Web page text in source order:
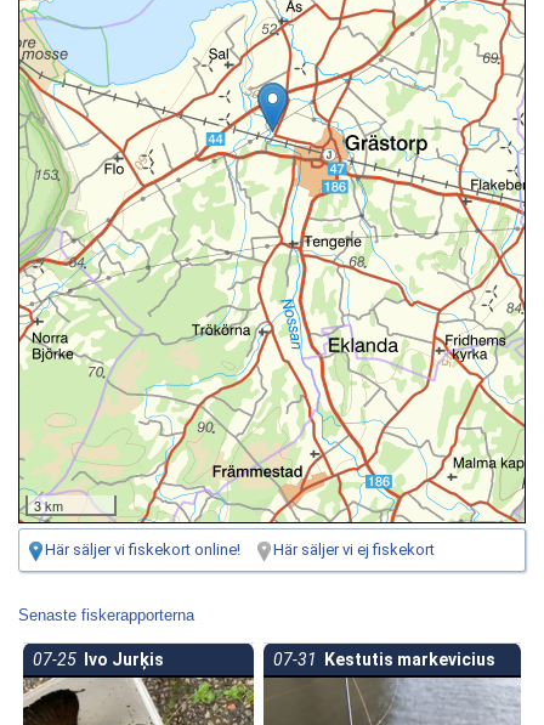
3 km
Här säljer vi fiskekort online! Här säljer vi ej fiskekort
Senaste fiskerapporterna
07-25 Ivo Jurķis 07-31 Kestutis markevicius